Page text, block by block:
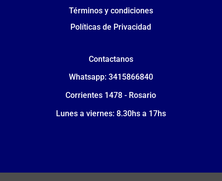
Términos y condiciones
Políticas de Privacidad
Contactanos
Whatsapp: 3415866840
Corrientes 1478 - Rosario
Lunes a viernes: 8.30hs a 17hs